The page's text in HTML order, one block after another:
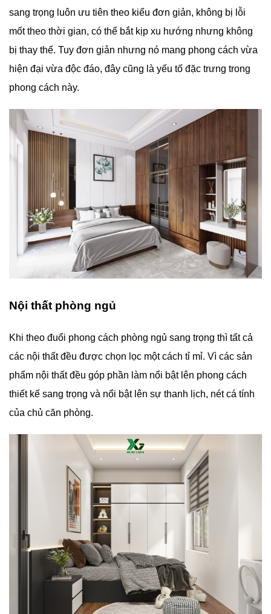
sang trọng luôn ưu tiên theo kiểu đơn giản, không bị lỗi
mốt theo thời gian, có thể bắt kịp xu hướng nhưng không
bị thay thế. Tuy đơn giản nhưng nó mang phong cách vừa
hiện đại vừa độc đáo, đây cũng là yếu tố đặc trưng trong
phong cách này.
Nội thất phòng ngủ
Khi theo đuổi phong cách phòng ngủ sang trọng thì tất cả
các nội thất đều được chọn lọc một cách tỉ mỉ. Vì các sản
phẩm nội thất đều góp phần làm nổi bật lên phong cách
thiết kế sang trọng và nổi bật lên sự thanh lịch, nét cá tính
của chủ căn phòng.